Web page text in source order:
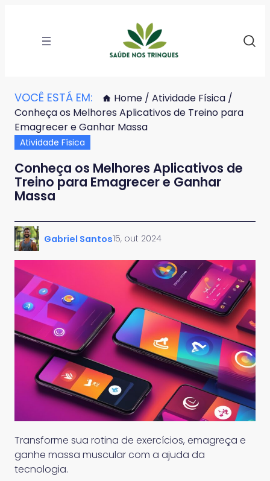
VOCÊ ESTÁ EM: Home / Atividade Física /
Conheça os Melhores Aplicativos de Treino para
Emagrecer e Ganhar Massa
Atividade Física
Conheça os Melhores Aplicativos de
Treino para Emagrecer e Ganhar
Massa
Gabriel Santos15, out 2024
Transforme sua rotina de exercícios, emagreça e
ganhe massa muscular com a ajuda da
tecnologia.